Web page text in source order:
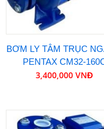
BƠM LY TÂM TRỤC
PENTAX CM32-
3,400,000 VNĐ